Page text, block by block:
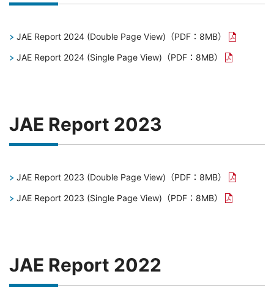
JAE Report 2024 (Double Page View) （PDF：8MB）
JAE Report 2024 (Single Page View) （PDF：8MB）
JAE Report 2023
JAE Report 2023 (Double Page View) （PDF：8MB）
JAE Report 2023 (Single Page View) （PDF：8MB）
JAE Report 2022